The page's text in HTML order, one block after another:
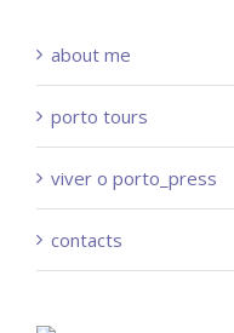
about me
porto tours
viver o porto_press
contacts